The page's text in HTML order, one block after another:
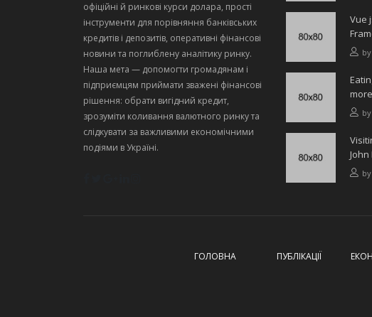
офіційні й ринкові курси долара, прості
інструменти для порівняння банківських
кредитів і депозитів, оперативні фінансові
новини та поглиблену аналітику ринку.
Наша мета — допомогти громадянам і
підприємцям приймати зважені фінансові
рішення: обрати вигідний кредит,
зрозуміти коливання валютного ринку та
слідкувати за важливими економічними
подіями в Україні.
Vue
by
by
by
ГОЛОВНА ПУБЛІКАЦІЇ